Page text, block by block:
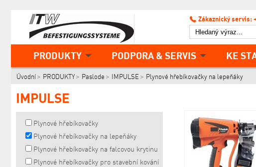
PRODUKTY PODPORA & SERVIS KE
Zákaznický servis:
Úvodní PRODUKTY Paslode IMPULSE Plynové hřebíkovačky na lepeňáky
IMPULSE
Plynové hřebíkovačky
Plynové hřebíkovačky na lepeňáky
Plynové hřebíkovačky na falcovou krytinu
Plynové hřebíkovačky pro stavební kování